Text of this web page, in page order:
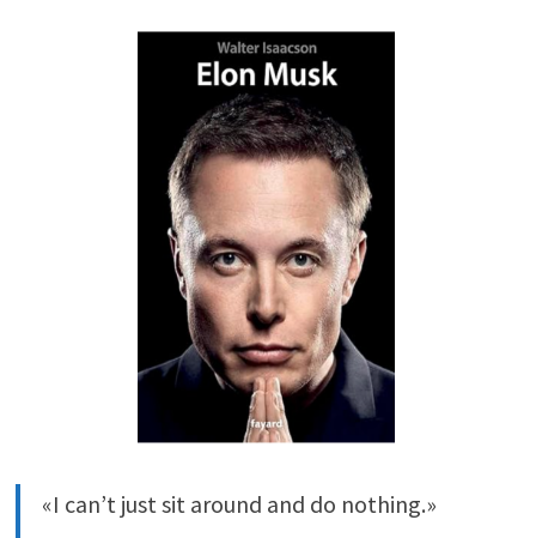
«I can’t just sit around and do nothing.»